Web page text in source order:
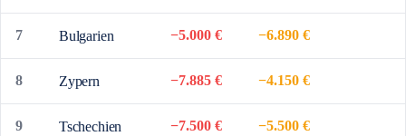
7 Bulgarien −5.000 € −6.890 €
8 Zypern −7.885 € −4.150 €
9 Tschechien −7.500 € −5.500 €